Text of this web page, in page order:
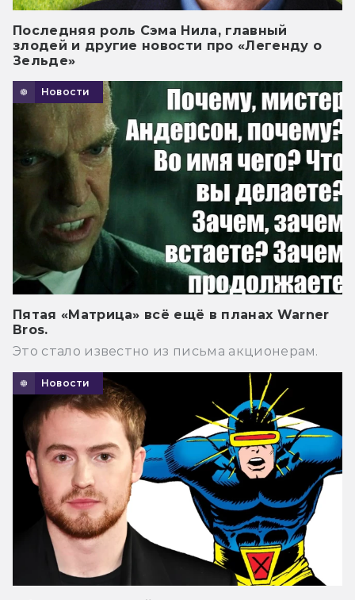
Последняя роль Сэма Нила, главный
злодей и другие новости про «Легенду о
Зельде»
Новости
Пятая «Матрица» всё ещё в планах Warner
Bros.
Это стало известно из письма акционерам.
Новости